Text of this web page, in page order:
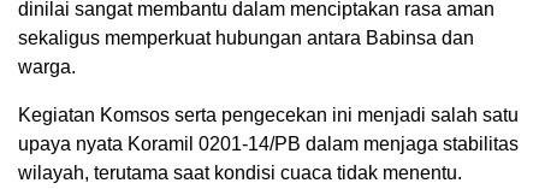
dinilai sangat membantu dalam menciptakan rasa aman
sekaligus memperkuat hubungan antara Babinsa dan
warga.
Kegiatan Komsos serta pengecekan ini menjadi salah satu
upaya nyata Koramil 0201-14/PB dalam menjaga stabilitas
wilayah, terutama saat kondisi cuaca tidak menentu.